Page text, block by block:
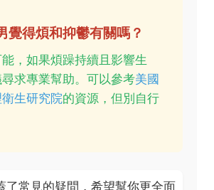
覺得煩和抑鬱有關嗎？
，如果煩躁持續且影響生
求專業幫助。可以參考美國
生研究院的資源，但別自行
了常見的疑問，希望幫你更全面